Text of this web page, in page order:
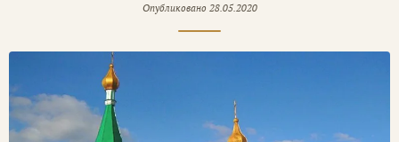
Опубликовано 28.05.2020